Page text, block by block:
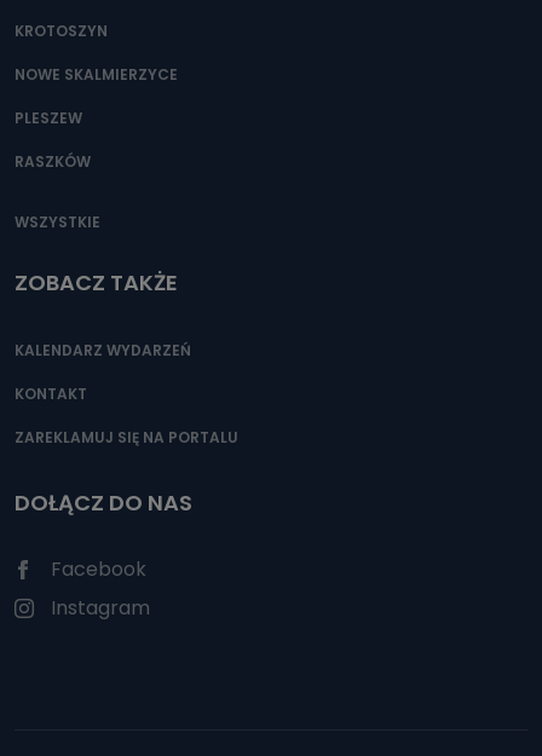
KROTOSZYN
NOWE SKALMIERZYCE
PLESZEW
RASZKÓW
WSZYSTKIE
ZOBACZ TAKŻE
KALENDARZ WYDARZEŃ
KONTAKT
ZAREKLAMUJ SIĘ NA PORTALU
DOŁĄCZ DO NAS
Facebook
Instagram